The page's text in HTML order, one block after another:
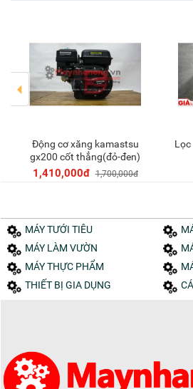
Thêm vào giỏ
Động cơ xăng kamastsu
gx200 cốt thẳng(đỏ-đen)
1,410,000đ 1,700,000đ
MÁY TƯỚI TIÊU
MÁY LÀM VƯỜN
MÁY THỰC PHẨM
THIẾT BỊ GIA DỤNG